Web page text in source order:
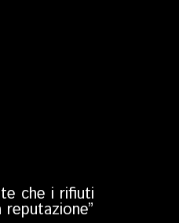
che i rifiuti